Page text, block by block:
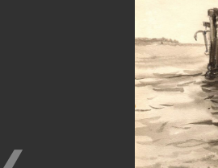
Музей-мемориал В. И. Ленина